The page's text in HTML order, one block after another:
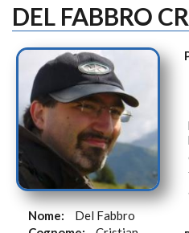
DEL FABBRO
Nome:
Del Fabbro